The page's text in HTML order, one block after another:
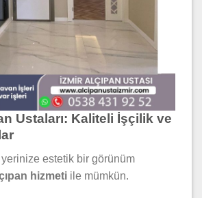
Ustaları: Kaliteli İşçilik ve
estetik bir görünüm
hizmeti ile mümkün.